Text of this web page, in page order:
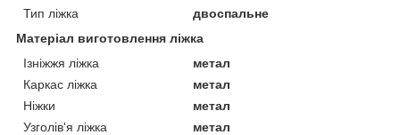
Тип ліжка
двоспальне
Матеріал виготовлення ліжка
Ізніжжя ліжка
метал
Каркас ліжка
метал
Ніжки
метал
Узголів'я ліжка
метал